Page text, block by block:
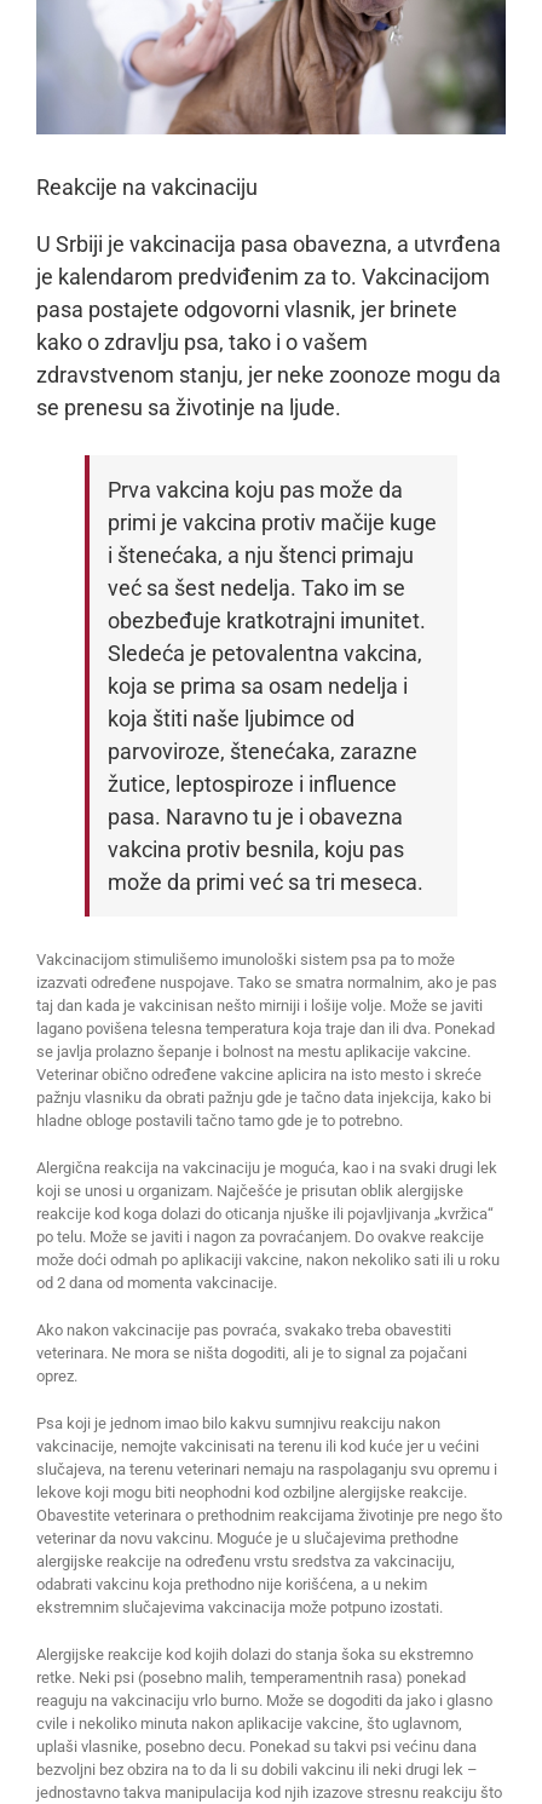
Reakcije na vakcinaciju
U Srbiji je vakcinacija pasa obavezna, a utvrđena
je kalendarom predviđenim za to. Vakcinacijom
pasa postajete odgovorni vlasnik, jer brinete
kako o zdravlju psa, tako i o vašem
zdravstvenom stanju, jer neke zoonoze mogu da
se prenesu sa životinje na ljude.
Prva vakcina koju pas može da
primi je vakcina protiv mačije kuge
i štenećaka, a nju štenci primaju
već sa šest nedelja. Tako im se
obezbeđuje kratkotrajni imunitet.
Sledeća je petovalentna vakcina,
koja se prima sa osam nedelja i
koja štiti naše ljubimce od
parvoviroze, štenećaka, zarazne
žutice, leptospiroze i influence
pasa. Naravno tu je i obavezna
vakcina protiv besnila, koju pas
može da primi već sa tri meseca.
Vakcinacijom stimulišemo imunološki sistem psa pa to može
izazvati određene nuspojave. Tako se smatra normalnim, ako je pas
taj dan kada je vakcinisan nešto mirniji i lošije volje. Može se javiti
lagano povišena telesna temperatura koja traje dan ili dva. Ponekad
se javlja prolazno šepanje i bolnost na mestu aplikacije vakcine.
Veterinar obično određene vakcine aplicira na isto mesto i skreće
pažnju vlasniku da obrati pažnju gde je tačno data injekcija, kako bi
hladne obloge postavili tačno tamo gde je to potrebno.
Alergična reakcija na vakcinaciju je moguća, kao i na svaki drugi lek
koji se unosi u organizam. Najčešće je prisutan oblik alergijske
reakcije kod koga dolazi do oticanja njuške ili pojavljivanja „kvržica“
po telu. Može se javiti i nagon za povraćanjem. Do ovakve reakcije
može doći odmah po aplikaciji vakcine, nakon nekoliko sati ili u roku
od 2 dana od momenta vakcinacije.
Ako nakon vakcinacije pas povraća, svakako treba obavestiti
veterinara. Ne mora se ništa dogoditi, ali je to signal za pojačani
oprez.
Psa koji je jednom imao bilo kakvu sumnjivu reakciju nakon
vakcinacije, nemojte vakcinisati na terenu ili kod kuće jer u većini
slučajeva, na terenu veterinari nemaju na raspolaganju svu opremu i
lekove koji mogu biti neophodni kod ozbiljne alergijske reakcije.
Obavestite veterinara o prethodnim reakcijama životinje pre nego što
veterinar da novu vakcinu. Moguće je u slučajevima prethodne
alergijske reakcije na određenu vrstu sredstva za vakcinaciju,
odabrati vakcinu koja prethodno nije korišćena, a u nekim
ekstremnim slučajevima vakcinacija može potpuno izostati.
Alergijske reakcije kod kojih dolazi do stanja šoka su ekstremno
retke. Neki psi (posebno malih, temperamentnih rasa) ponekad
reaguju na vakcinaciju vrlo burno. Može se dogoditi da jako i glasno
cvile i nekoliko minuta nakon aplikacije vakcine, što uglavnom,
uplaši vlasnike, posebno decu. Ponekad su takvi psi većinu dana
bezvoljni bez obzira na to da li su dobili vakcinu ili neki drugi lek –
jednostavno takva manipulacija kod njih izazove stresnu reakciju što